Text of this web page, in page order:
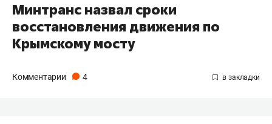
Минтранс назвал сроки
восстановления движения по
Крымскому мосту
Комментарии 4